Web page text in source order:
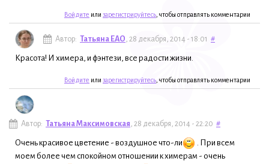
Войдите или зарегистрируйтесь , чтобы отправлять комментарии
Автор: Татьяна ЕАО , 28 декабря, 2014 - 18:01 #
Красота! И химера, и фэнтези, все радости жизни.
Войдите или зарегистрируйтесь , чтобы отправлять комментарии
Автор: Татьяна Максимовская , 28 декабря, 2014 - 22:20 #
Очень красивое цветение - воздушное что-ли
. При всем
моем более чем спокойном отношении к химерам - очень